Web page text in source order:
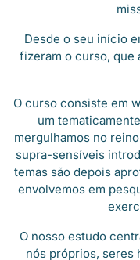
Desde o seu início
fizeram o curso, que
O curso consiste em
um
mergulhamos no
supra-sensíveis
temas são depois
envolvemos em
O nosso estudo
nós próprios, seres